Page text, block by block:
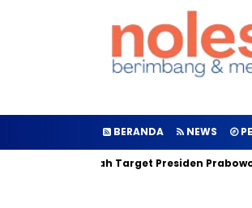
BERANDA NEWS
Inilah Target Presiden Prabowo